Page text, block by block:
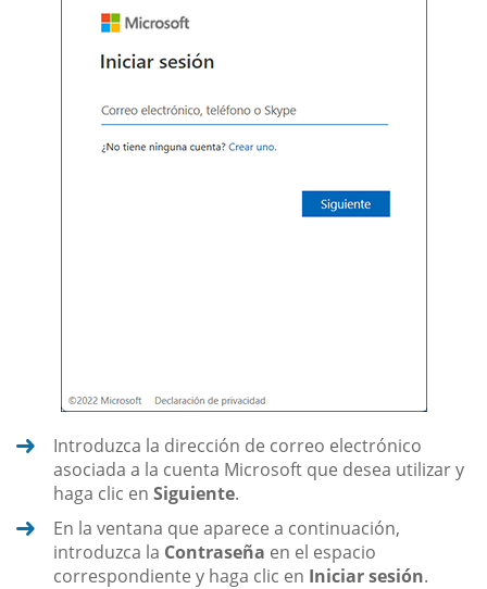
Introduzca la dirección de correo electrónico
asociada a la cuenta Microsoft que desea utilizar y
haga clic en Siguiente.
En la ventana que aparece a continuación,
introduzca la Contraseña en el espacio
correspondiente y haga clic en Iniciar sesión.